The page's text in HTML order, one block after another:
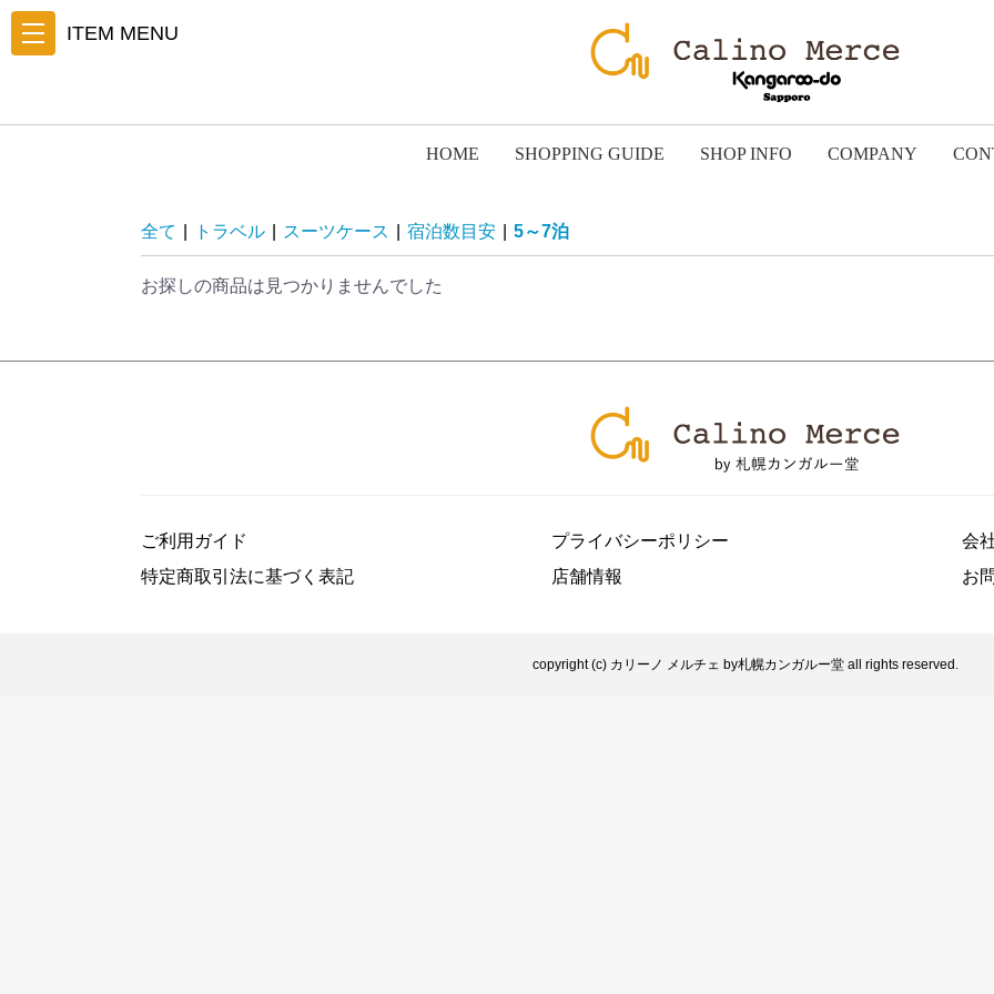
ITEM MENU
HOME SHOPPING GUIDE SHOP INFO COMPANY
全て トラベル スーツケース 宿泊数目安 5～7泊
お探しの商品は見つかりませんでした
ご利用ガイド プライバシーポリシー
会
特定商取引法に基づく表記
店舗情報 お
copyright (c) カリーノ メルチェ by札幌カンガルー堂 all rights reserved.